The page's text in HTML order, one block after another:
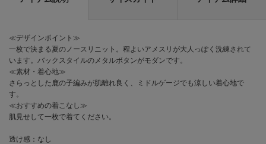
≪デザインポイント≫
一枚で決まる夏のノースリニット。程よいアメスリが大人っぽく洗練されて
います。バックスタイルのメタルボタンがモダンです。
≪素材・着心地≫
さらっとした鹿の子編みが肌離れ良く、ミドルゲージでも涼しい着心地で
す。
≪おすすめの着こなし≫
肌見せして一枚で着てください。
透け感：なし